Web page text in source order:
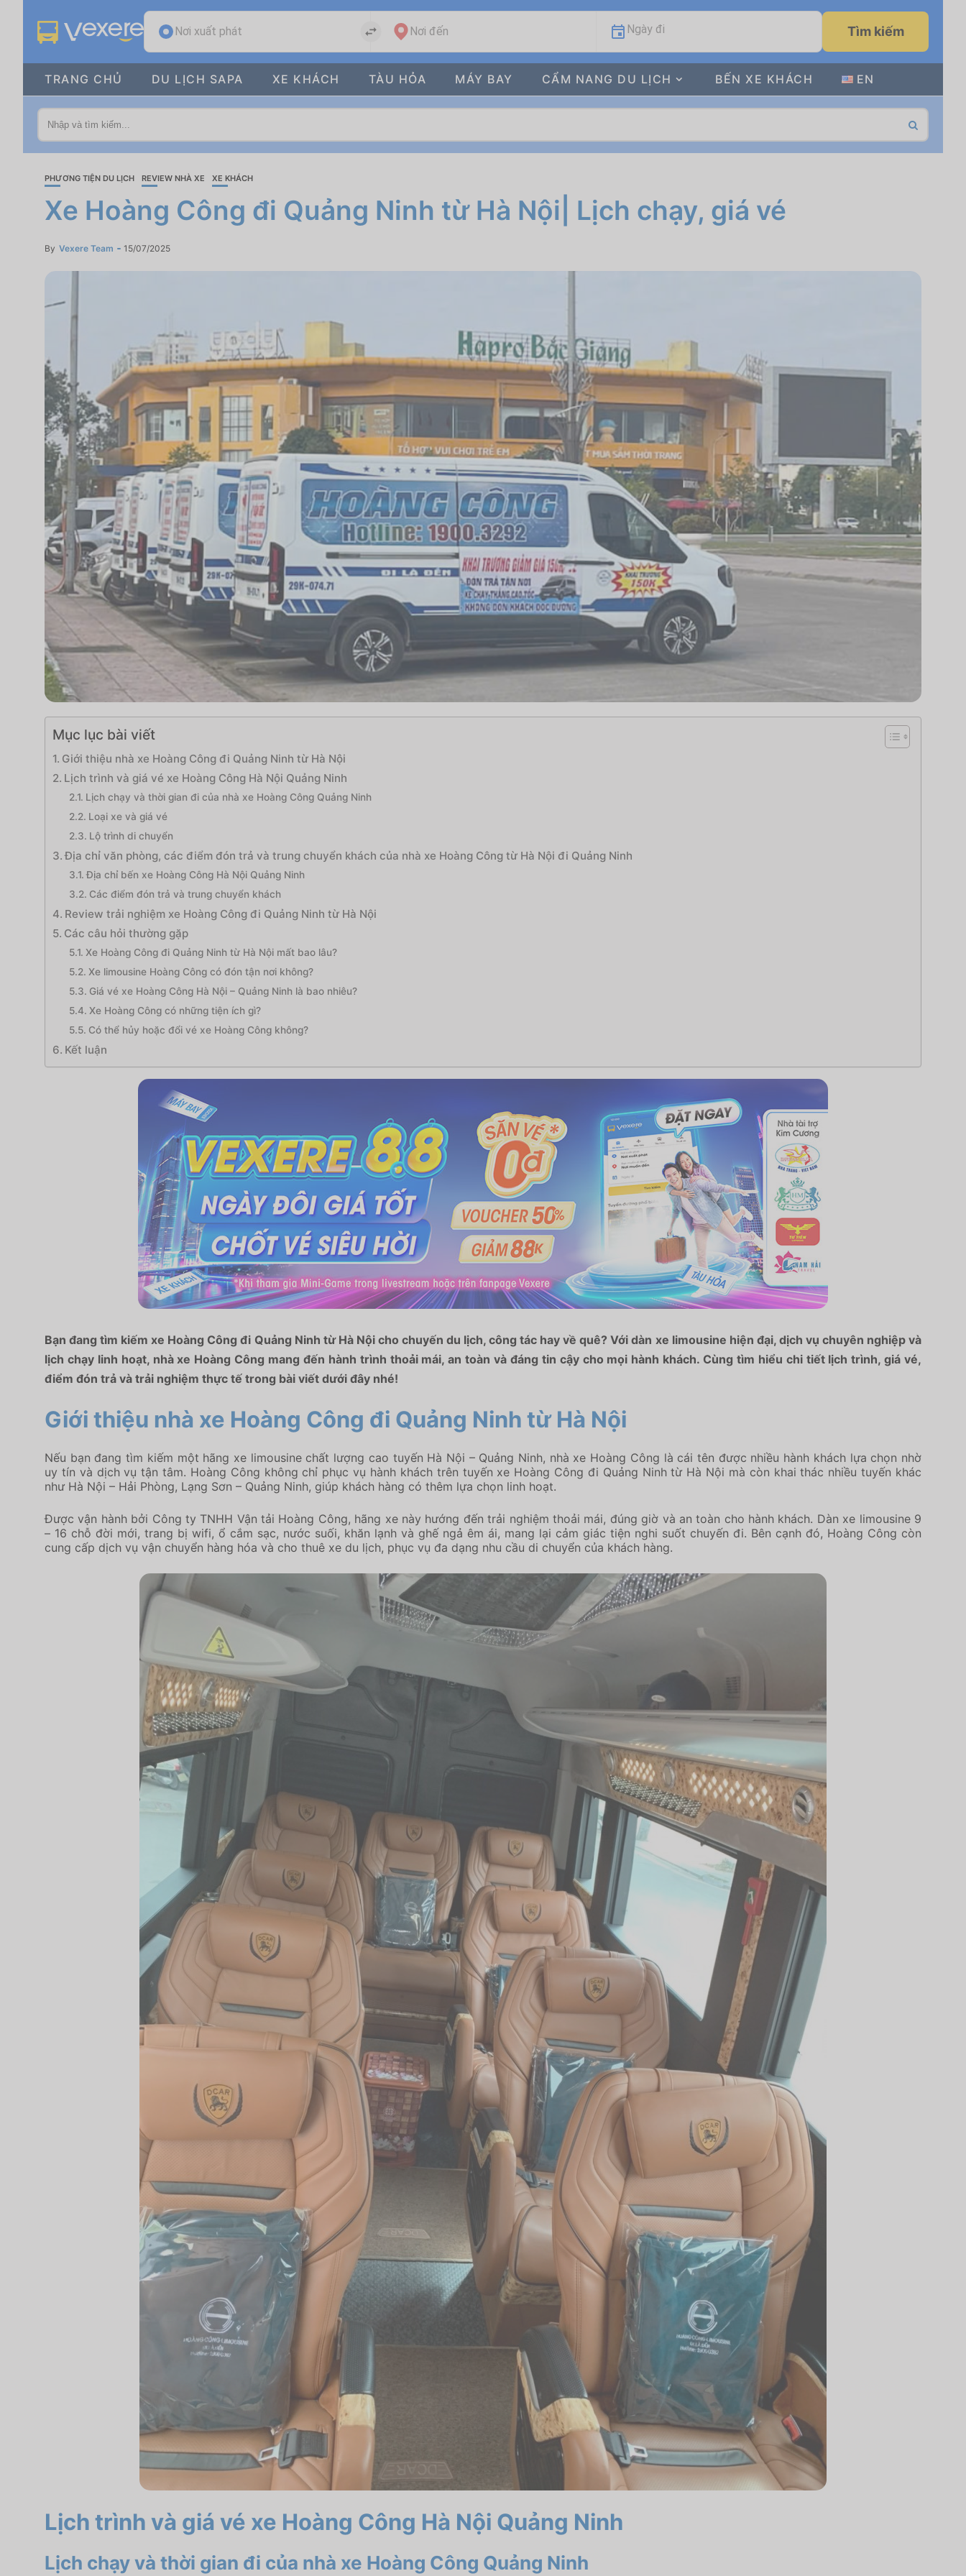
Nơi xuất phát Nơi đến Ngày đi Tìm kiếm
TRANG CHỦ DU LỊCH SAPA XE KHÁCH TÀU HỎA MÁY BAY CẨM NANG DU LỊCH BẾN XE KHÁCH EN
PHƯƠNG TIỆN DU LỊCH REVIEW NHÀ XE XE KHÁCH
Xe Hoàng Công đi Quảng Ninh từ Hà Nội| Lịch chạy, giá vé
By Vexere Team 15/07/2025
Mục lục bài viết
Giới thiệu nhà xe Hoàng Công đi Quảng Ninh từ Hà Nội
Lịch trình và giá vé xe Hoàng Công Hà Nội Quảng Ninh
Lịch chạy và thời gian đi của nhà xe Hoàng Công Quảng Ninh
Loại xe và giá vé
Lộ trình di chuyển
Địa chỉ văn phòng, các điểm đón trả và trung chuyển khách của nhà xe Hoàng Công từ Hà Nội đi Quảng Ninh
Địa chỉ bến xe Hoàng Công Hà Nội Quảng Ninh
Các điểm đón trả và trung chuyển khách
Review trải nghiệm xe Hoàng Công đi Quảng Ninh từ Hà Nội
Các câu hỏi thường gặp
Xe Hoàng Công đi Quảng Ninh từ Hà Nội mất bao lâu?
Xe limousine Hoàng Công có đón tận nơi không?
Giá vé xe Hoàng Công Hà Nội – Quảng Ninh là bao nhiêu?
Xe Hoàng Công có những tiện ích gì?
Có thể hủy hoặc đổi vé xe Hoàng Công không?
Kết luận
Bạn đang tìm kiếm xe Hoàng Công đi Quảng Ninh từ Hà Nội cho chuyến du lịch, công tác hay về quê? Với dàn xe limousine hiện đại, dịch vụ chuyên nghiệp và
lịch chạy linh hoạt, nhà xe Hoàng Công mang đến hành trình thoải mái, an toàn và đáng tin cậy cho mọi hành khách. Cùng tìm hiểu chi tiết lịch trình, giá vé,
điểm đón trả và trải nghiệm thực tế trong bài viết dưới đây nhé!
Giới thiệu nhà xe Hoàng Công đi Quảng Ninh từ Hà Nội
Nếu bạn đang tìm kiếm một hãng xe limousine chất lượng cao tuyến Hà Nội – Quảng Ninh, nhà xe Hoàng Công là cái tên được nhiều hành khách lựa chọn nhờ
uy tín và dịch vụ tận tâm. Hoàng Công không chỉ phục vụ hành khách trên tuyến xe Hoàng Công đi Quảng Ninh từ Hà Nội mà còn khai thác nhiều tuyến khác
như Hà Nội – Hải Phòng, Lạng Sơn – Quảng Ninh, giúp khách hàng có thêm lựa chọn linh hoạt.
Được vận hành bởi Công ty TNHH Vận tải Hoàng Công, hãng xe này hướng đến trải nghiệm thoải mái, đúng giờ và an toàn cho hành khách. Dàn xe limousine 9
– 16 chỗ đời mới, trang bị wifi, ổ cắm sạc, nước suối, khăn lạnh và ghế ngả êm ái, mang lại cảm giác tiện nghi suốt chuyến đi. Bên cạnh đó, Hoàng Công còn
cung cấp dịch vụ vận chuyển hàng hóa và cho thuê xe du lịch, phục vụ đa dạng nhu cầu di chuyển của khách hàng.
Lịch trình và giá vé xe Hoàng Công Hà Nội Quảng Ninh
Lịch chạy và thời gian đi của nhà xe Hoàng Công Quảng Ninh